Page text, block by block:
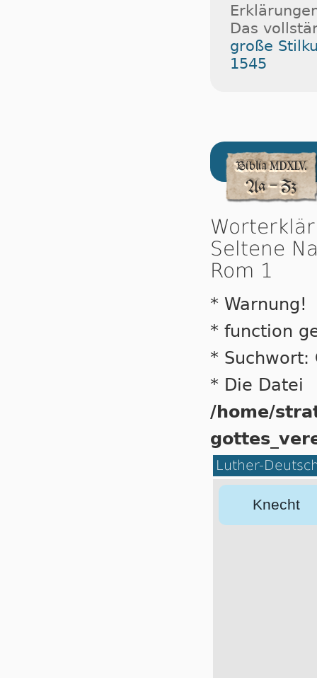
Das
große
1545
Seltene
Rom 1
* Warnung!
* function
* Suchwort:
* Die Datei
/home/
Luther-
Knecht